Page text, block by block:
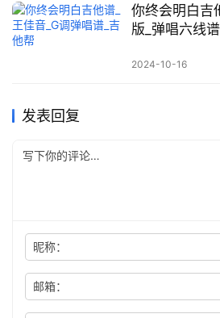
你终会明白吉
版_弹唱六线谱
2024-10-16
发表回复
昵称：
邮箱：